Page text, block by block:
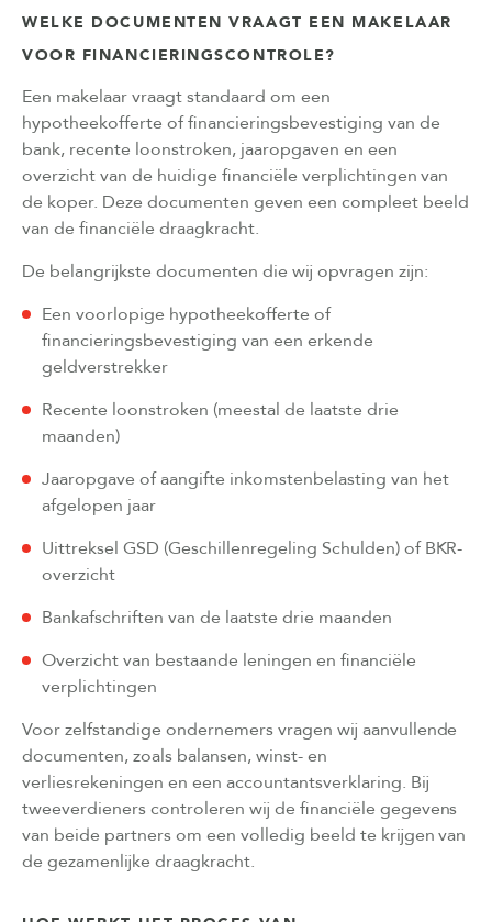
WELKE DOCUMENTEN VRAAGT EEN MAKELAAR
VOOR FINANCIERINGSCONTROLE?
Een makelaar vraagt standaard om een
hypotheekofferte of financieringsbevestiging van de
bank, recente loonstroken, jaaropgaven en een
overzicht van de huidige financiële verplichtingen van
de koper. Deze documenten geven een compleet beeld
van de financiële draagkracht.
De belangrijkste documenten die wij opvragen zijn:
Een voorlopige hypotheekofferte of
financieringsbevestiging van een erkende
geldverstrekker
Recente loonstroken (meestal de laatste drie
maanden)
Jaaropgave of aangifte inkomstenbelasting van het
afgelopen jaar
Uittreksel GSD (Geschillenregeling Schulden) of BKR-
overzicht
Bankafschriften van de laatste drie maanden
Overzicht van bestaande leningen en financiële
verplichtingen
Voor zelfstandige ondernemers vragen wij aanvullende
documenten, zoals balansen, winst- en
verliesrekeningen en een accountantsverklaring. Bij
tweeverdieners controleren wij de financiële gegevens
van beide partners om een volledig beeld te krijgen van
de gezamenlijke draagkracht.